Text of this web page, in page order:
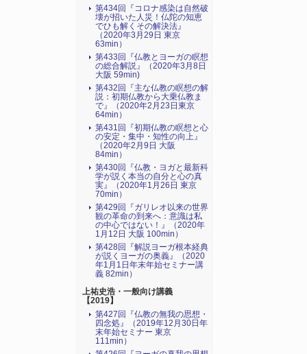
第434回『コロナ感染は自然破
壊が招いた人災！仏陀の知恵
でひも解くその解決法』
（2020年3月29日 東京
63min）
第433回『仏教とヨーガの瞑想
の総合解説』（2020年3月8日
大阪 59min)
第432回『主な仏教の瞑想の解
説：初期仏教から大乗仏教ま
で』（2020年2月23日東京
64min）
第431回『初期仏教の瞑想と心
の安定・集中・知性の向上』
（2020年2月9日 大阪
84min）
第430回『仏教・ヨガと最新科
学が説く本当の自分と心の真
実』（2020年1月26日 東京
70min）
第429回『ガリレオ以来の世界
観の革命の到来へ：意識は私
の中心ではない！』（2020年
1月12日 大阪 100min）
第428回『解説ヨーガ根本経典
が説くヨーガの奥義』（2020
年1月1日年末年始セミナー講
義 82min）
上祐史浩・一般向け講義
【2019】
第427回『仏教の無我の思想・
四念処』（2019年12月30日年
末年始セミナー 東京
111min）